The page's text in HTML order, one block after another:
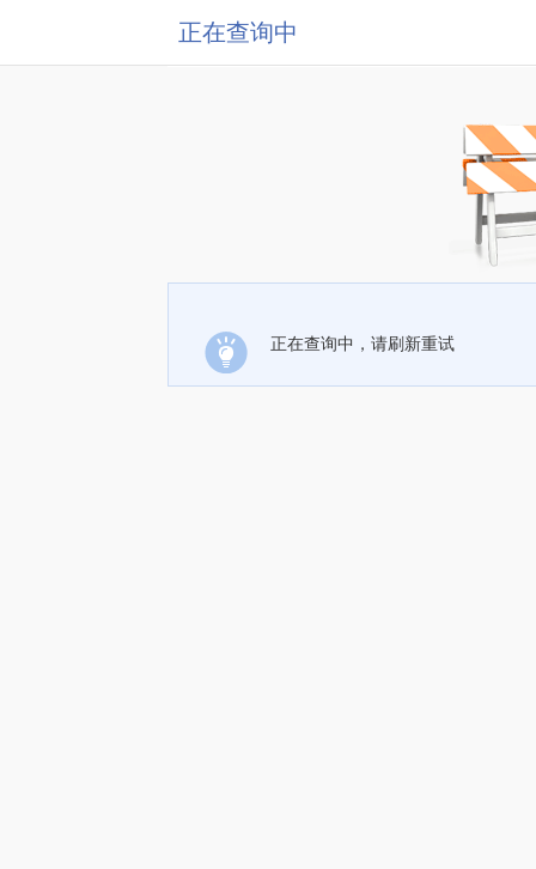
正在查询中
正在查询中，请刷新重试